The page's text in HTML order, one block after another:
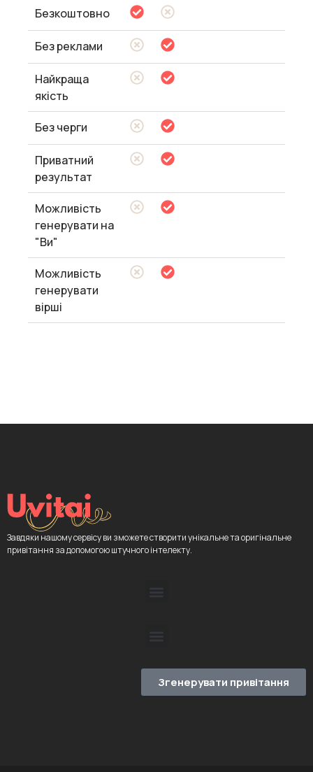
Безкоштовно
Без реклами
Найкраща
якість
Без черги
Приватний
результат
Можливість
генерувати на
"Ви"
Можливість
генерувати
вірші
Завдяки нашому сервісу ви зможете створити унікальне та оригінальне
привітання за допомогою штучного інтелекту.
Згенерувати привітання